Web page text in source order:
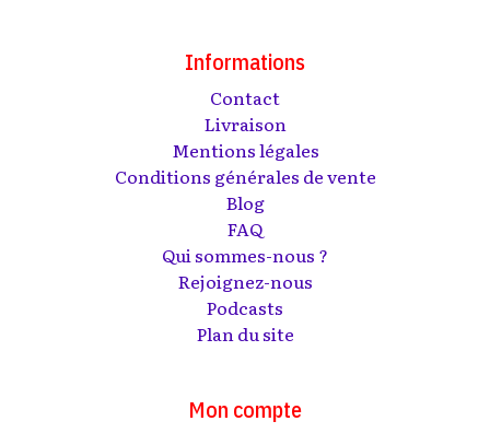
Informations
Contact
Livraison
Mentions légales
Conditions générales de vente
Blog
FAQ
Qui sommes-nous ?
Rejoignez-nous
Podcasts
Plan du site
Mon compte